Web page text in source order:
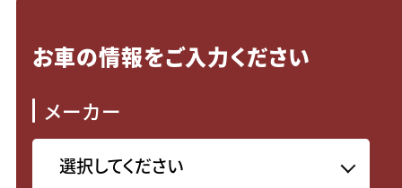
お車の情報をご入力ください
メーカー